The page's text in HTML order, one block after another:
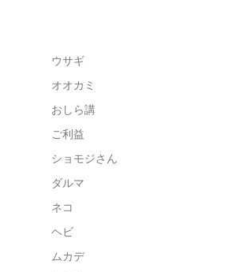
ウサギ
オオカミ
おしら講
ご利益
ショモジさん
ダルマ
ネコ
ヘビ
ムカデ